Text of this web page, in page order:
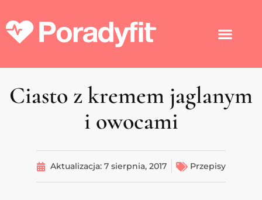
Ciasto z kremem jaglanym
i owocami
Aktualizacja: 7 sierpnia, 2017 Przepisy